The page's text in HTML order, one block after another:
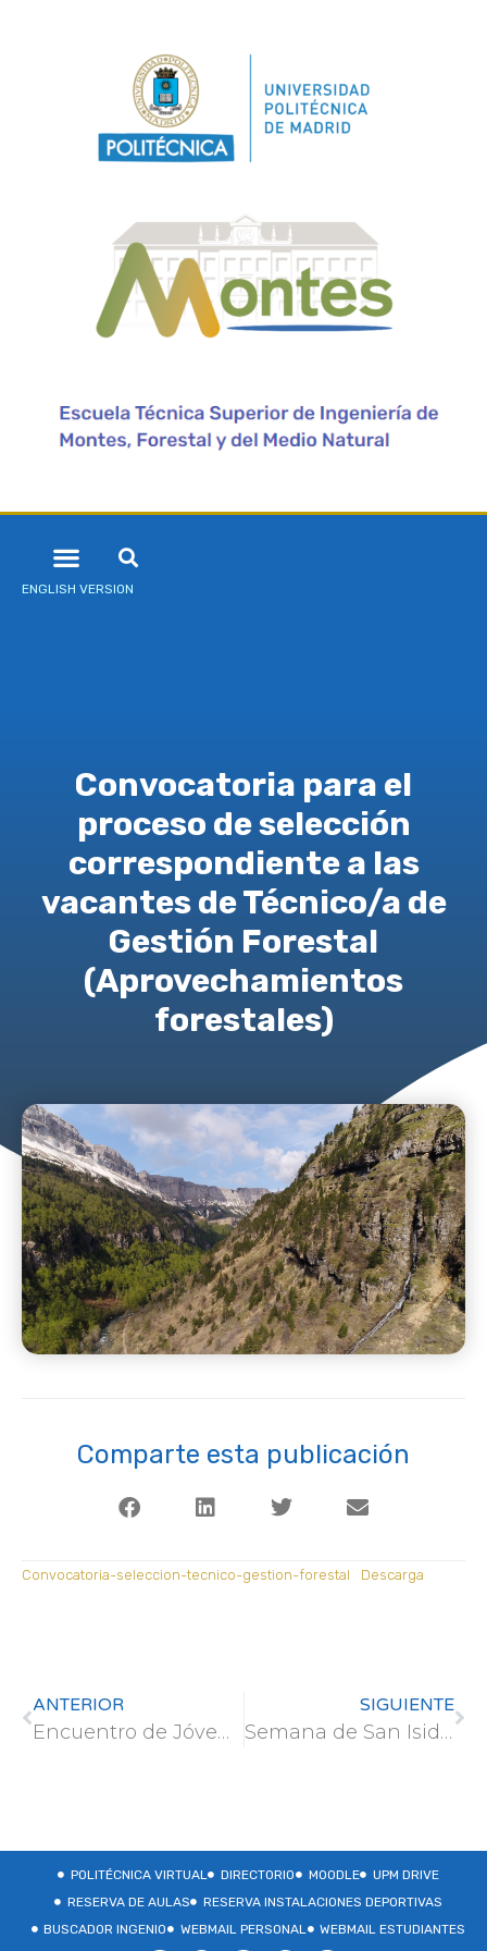
ENGLISH VERSION
Convocatoria para el
proceso de selección
correspondiente a las
vacantes de Técnico/a de
Gestión Forestal
(Aprovechamientos
forestales)
Comparte esta publicación
Convocatoria-seleccion-tecnico-gestion-forestal Descarga
ANTERIOR
Encuentro de Jóvenes Investigadores AEET
SIGUIENTE
Semana de San Isidro – horario del Centro
POLITÉCNICA VIRTUAL DIRECTORIO MOODLE
UPM DRIVE
RESERVA DE AULAS
RESERVA INSTALACIONES DEPORTIVAS
BUSCADOR INGENIO
WEBMAIL PERSONAL WEBMAIL ESTUDIANTES